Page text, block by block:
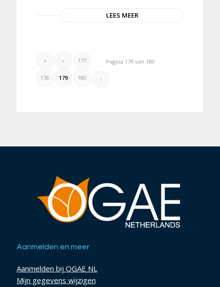
LEES MEER
Pagina 179 van 180
« ‹ 177
178 179 180 ›
Aanmelden en meer
Aanmelden bij OGAE NL
Mijn gegevens wijzigen